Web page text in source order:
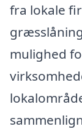
fra lokale
mulighed